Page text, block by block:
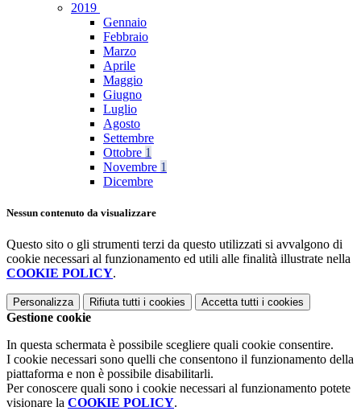
2019
Gennaio
Febbraio
Marzo
Aprile
Maggio
Giugno
Luglio
Agosto
Settembre
Ottobre 1
Novembre 1
Dicembre
Nessun contenuto da visualizzare
Questo sito o gli strumenti terzi da questo utilizzati si avvalgono di
cookie necessari al funzionamento ed utili alle finalità illustrate nella
COOKIE POLICY.
Personalizza Rifiuta tutti i cookies Accetta tutti i cookies
Gestione cookie
In questa schermata è possibile scegliere quali cookie consentire.
I cookie necessari sono quelli che consentono il funzionamento della
piattaforma e non è possibile disabilitarli.
Per conoscere quali sono i cookie necessari al funzionamento potete
visionare la COOKIE POLICY.